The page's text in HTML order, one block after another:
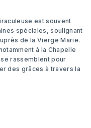
est souvent
spéciales, soulignant
de la Vierge Marie.
à la Chapelle
rassemblent pour
des grâces à travers la